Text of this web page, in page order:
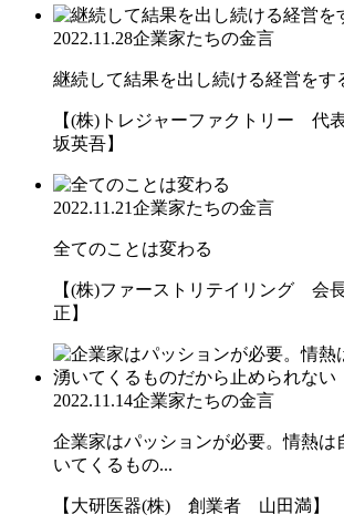
2022.11.28企業家たちの金言
継続して結果を出し続ける経営をす
【(株)トレジャーファクトリー 代
坂英吾】
2022.11.21企業家たちの金言
全てのことは変わる
【(株)ファーストリテイリング 会
正】
2022.11.14企業家たちの金言
企業家はパッションが必要。情熱は
いてくるもの...
【大研医器(株) 創業者 山田満】